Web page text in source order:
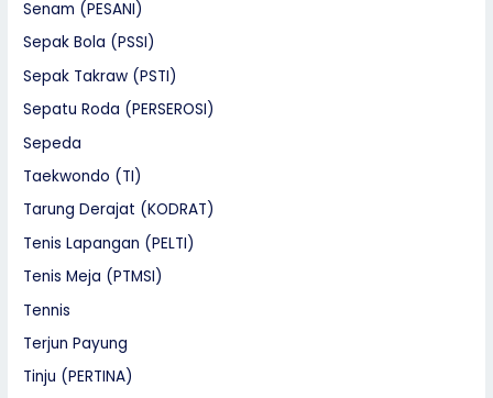
Senam (PESANI)
Sepak Bola (PSSI)
Sepak Takraw (PSTI)
Sepatu Roda (PERSEROSI)
Sepeda
Taekwondo (TI)
Tarung Derajat (KODRAT)
Tenis Lapangan (PELTI)
Tenis Meja (PTMSI)
Tennis
Terjun Payung
Tinju (PERTINA)